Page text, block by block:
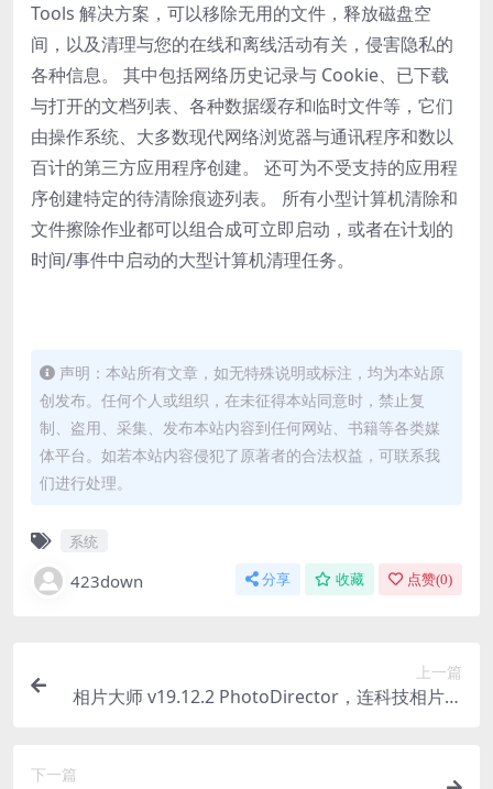
Tools 解决方案，可以移除无用的文件，释放磁盘空
间，以及清理与您的在线和离线活动有关，侵害隐私的
各种信息。 其中包括网络历史记录与 Cookie、已下载
与打开的文档列表、各种数据缓存和临时文件等，它们
由操作系统、大多数现代网络浏览器与通讯程序和数以
百计的第三方应用程序创建。 还可为不受支持的应用程
序创建特定的待清除痕迹列表。 所有小型计算机清除和
文件擦除作业都可以组合成可立即启动，或者在计划的
时间/事件中启动的大型计算机清理任务。
声明：本站所有文章，如无特殊说明或标注，均为本站原
创发布。任何个人或组织，在未征得本站同意时，禁止复
制、盗用、采集、发布本站内容到任何网站、书籍等各类媒
体平台。如若本站内容侵犯了原著者的合法权益，可联系我
们进行处理。
系统
423down 分享 收藏 点赞(0)
上一篇
相片大师 v19.12.2 PhotoDirector，连科技相片大
下一篇